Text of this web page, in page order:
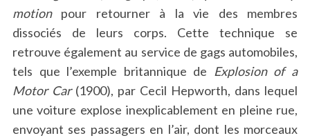
motionpour retourner à la vie des membres
dissociés de leurs corps. Cette technique se
retrouve également au service de gags automobiles,
tels que l’exemple britannique de Explosion of a
Motor Car(1900), par Cecil Hepworth, dans lequel
une voiture explose inexplicablement en pleine rue,
envoyant ses passagers en l’air, dont les morceaux